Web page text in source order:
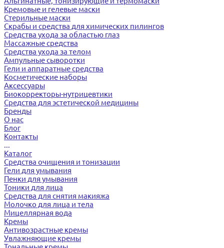
Кремовые и гелевые маски
Стерильные маски
Скрабы и средства для химических пилингов
Средства ухода за областью глаз
Массажные средства
Средства ухода за телом
Ампульные сыворотки
Гели и аппаратные средства
Косметические наборы
Аксессуары
Биокорректоры-нутрицевтики
Средства для эстетической медицины
Бренды
О нас
Блог
Контакты
...
Каталог
Средства очищения и тонизации
Гели для умывания
Пенки для умывания
Тоники для лица
Средства для снятия макияжа
Молочко для лица и тела
Мицеллярная вода
Кремы
Антивозрастные кремы
Увлажняющие кремы